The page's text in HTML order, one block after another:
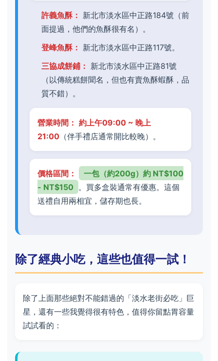
許義魚酥： 新北市淡水區中正路184號（前
面提過，他們的魚酥很有名）。
登峰魚酥： 新北市淡水區中正路117號。
三協成餅鋪： 新北市淡水區中正路81號
（以傳統糕餅聞名，但也有賣魚酥蝦酥，品
質不錯）。
營業時間： 約上午09:00 ~ 晚上
21:00 （伴手禮店通常開比較晚）。
價格區間：
一包（約200g）約 NT$100
- NT$150
。買多盒裝通常有優惠。這個
送禮自用兩相宜，儲存期也長。
除了經典小吃，這些也值得一試！
除了上面那些絕對不能錯過的「淡水老街必吃」巨
星，還有一些我覺得很有特色，值得你留點胃容量
試試看的：